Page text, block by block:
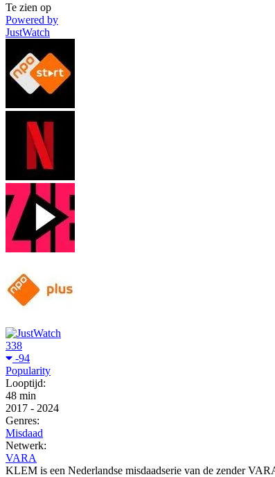
Te zien op
Powered by
JustWatch
338
-94
Popularity
Looptijd:
48 min
2017 - 2024
Genres:
Misdaad
Netwerk:
VARA
KLEM is een Nederlandse misdaadserie van de zender